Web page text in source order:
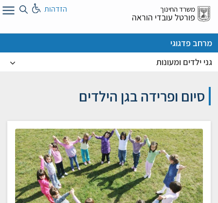
דלג
אל
משרד החינוך
פורטל עובדי הוראה
הזדהות
מרחב פדגוגי
גני ילדים ומעונות
סיום ופרידה בגן הילדים